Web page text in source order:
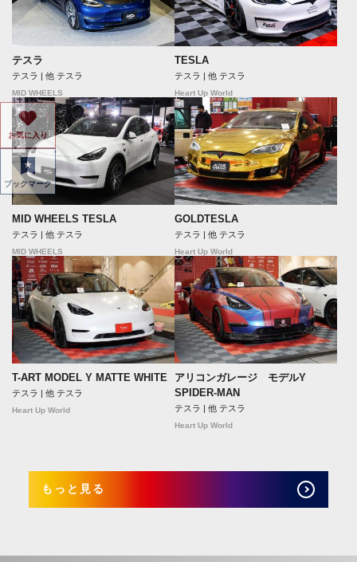
テスラ
テスラ | 他 テスラ
MID WHEELS
TESLA
テスラ | 他 テスラ
Heart Up World
MID WHEELS TESLA
テスラ | 他 テスラ
MID WHEELS
GOLDTESLA
テスラ | 他 テスラ
Heart Up World
T-ART MODEL Y MATTE WHITE
テスラ | 他 テスラ
Heart Up World
アリコンガレージ モデルY
SPIDER-MAN
テスラ | 他 テスラ
Heart Up World
もっと見る
お気に入り
ブックマーク